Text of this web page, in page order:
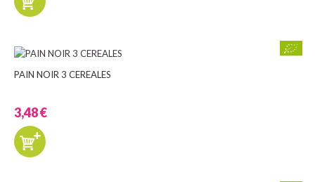
PAIN NOIR 3 CEREALES
3,48 €